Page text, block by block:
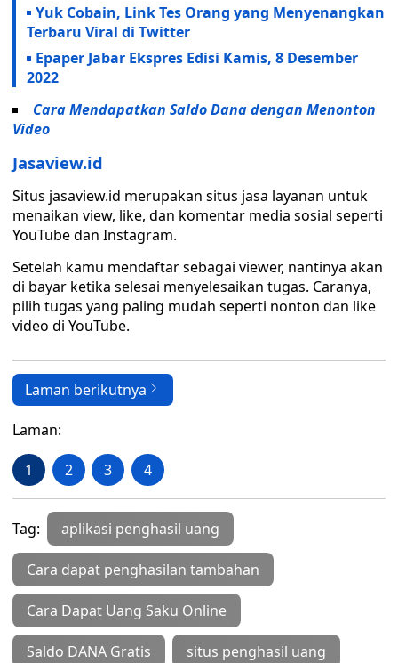
Yuk Cobain, Link Tes Orang yang Menyenangkan
Terbaru Viral di Twitter
Epaper Jabar Ekspres Edisi Kamis, 8 Desember
2022
Cara Mendapatkan Saldo Dana dengan Menonton
Video
Jasaview.id
Situs jasaview.id merupakan situs jasa layanan untuk
menaikan view, like, dan komentar media sosial seperti
YouTube dan Instagram.
Setelah kamu mendaftar sebagai viewer, nantinya akan
di bayar ketika selesai menyelesaikan tugas. Caranya,
pilih tugas yang paling mudah seperti nonton dan like
video di YouTube.
Laman berikutnya
Laman:
1 2 3 4
Tag: aplikasi penghasil uang
Cara dapat penghasilan tambahan
Cara Dapat Uang Saku Online
Saldo DANA Gratis situs penghasil uang